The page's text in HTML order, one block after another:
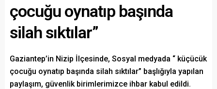
çocuğu oynatıp başında
silah sıktılar”
Gaziantep’in Nizip İlçesinde, Sosyal medyada “ küçücük
çocuğu oynatıp başında silah sıktılar” başlığıyla yapılan
paylaşım, güvenlik birimlerimizce ihbar kabul edildi.